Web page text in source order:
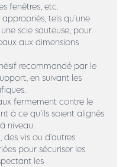
fenêtres, etc.
tels qu’une
scie sauteuse, pour
aux dimensions
recommandé par le
en suivant les
fermement contre le
à ce qu’ils soient alignés
niveau.
des vis ou d’autres
pour sécuriser les
les